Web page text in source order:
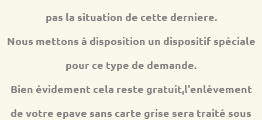
pas la situation de cette derniere.
Nous mettons à disposition un dispositif spéciale
pour ce type de demande.
Bien évidement cela reste gratuit,l'enlèvement
de votre epave sans carte grise sera traité sous